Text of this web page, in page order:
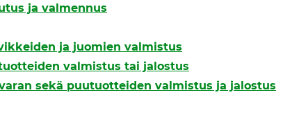
ja valmennus
ja juomien valmistus
valmistus tai jalostus
sekä puutuotteiden valmistus ja jalostus